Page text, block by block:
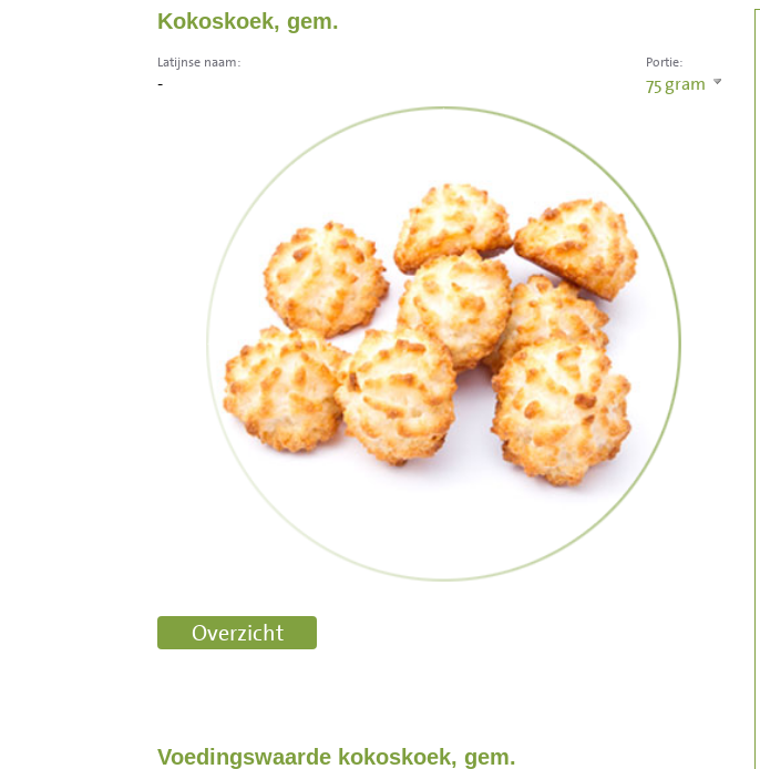
Kokoskoek, gem.
Portie:
75gram
Latijnse naam:
-
Voedingswaarde kokoskoek, gem.